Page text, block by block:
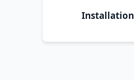
Installation